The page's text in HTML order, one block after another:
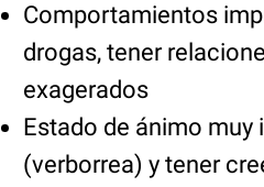
Comportamientos
drogas, tener
exagerados
Estado de ánimo muy
(verborrea) y tener